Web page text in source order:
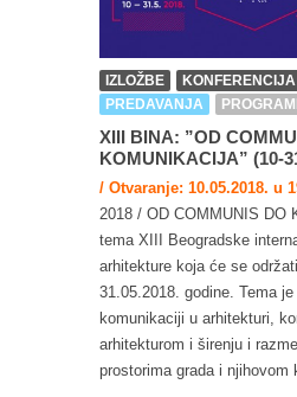
IZLOŽBE KONFERENCIJA
PREDAVANJA
PROGRAMI
XIII BINA: ”OD
KOMUNIKACIJA” (10-
/ Otvaranje: 10.05.2018. u
2018 / OD COMMUNIS DO
tema XIII Beogradske
arhitekture koja će se
31.05.2018. godine. Tema
komunikaciji u arhitekturi,
arhitekturom i širenju i
prostorima grada i njihovom